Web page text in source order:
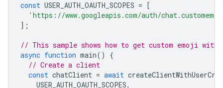
const USER_AUTH_OAUTH_SCOPES = [
'https://www.googleapis.com/auth/
];
// This sample shows how to get custom emoji
async function main()
{
// Create a client
const chatClient = await
USER_AUTH_OAUTH_SCOPES,